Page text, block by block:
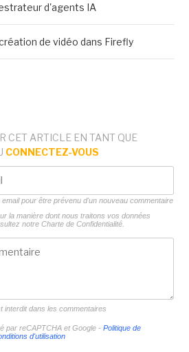
d'agents IA
de vidéo dans Firefly
CET ARTICLE EN TANT QUE
CONNECTEZ-VOUS
pour être prévenu d'un nouveau commentaire
la manière dont nous traitons vos données
notre Charte de Confidentialité.
interdit dans les commentaires
par reCAPTCHA et Google - Politique de
d'utilisation